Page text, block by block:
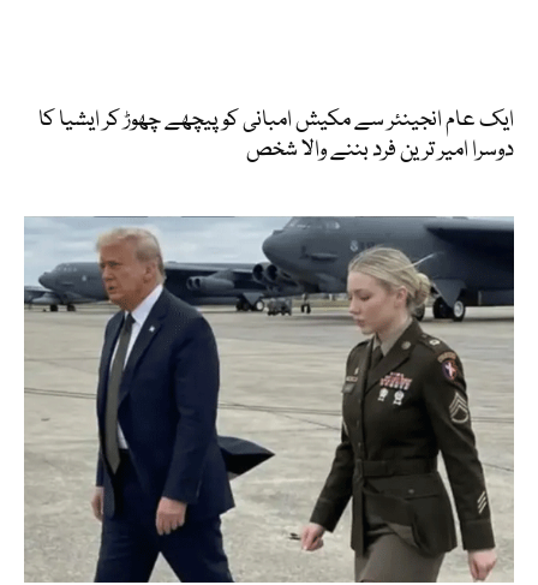
ایک عام انجینئر سے مکیش امبانی کو پیچھے چھوڑ کر ایشیا کا
دوسرا امیر ترین فرد بننے والا شخص